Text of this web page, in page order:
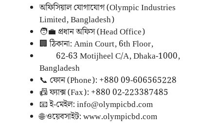
অফিসিয়াল যোগাযোগ (Olympic Industries
Limited, Bangladesh)
🧑‍💼 প্রধান অফিস (Head Office)
🏢 ঠিকানা: Amin Court, 6th Floor,
62-63 Motijheel C/A, Dhaka-1000,
Bangladesh
📞 ফোন (Phone): +880 09-606565228
📠 ফ্যাক্স (Fax): +880 02-223387485
📧 ই-মেইল: info@olympicbd.com
🌐 ওয়েবসাইট: www.olympicbd.com